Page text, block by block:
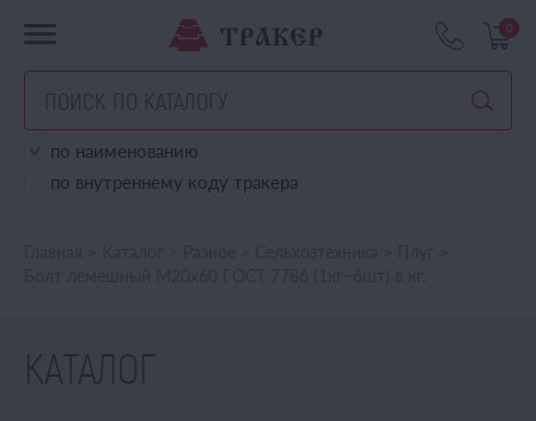
0
по наименованию
по внутреннему коду тракера
КАТАЛОГ